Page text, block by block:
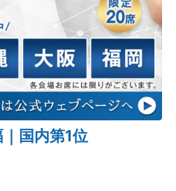
国内第1位